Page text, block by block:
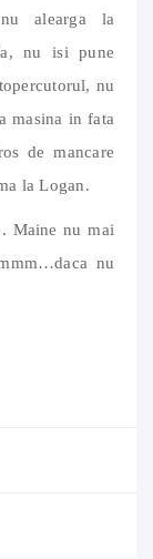
alearga la
nu isi pune
nu
masina in fata
de mancare
la Logan.
Maine nu mai
nu